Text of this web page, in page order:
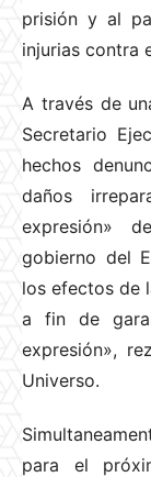
prisión y al
injurias contra
A través de
Secretario
hechos
daños
expresión»
gobierno del
los efectos de
a fin de
expresión»,
Universo.
para el